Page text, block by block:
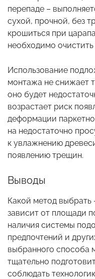
перепаде –
сухой, прочной, без
крошиться при
необходимо очистить
Использование
монтажа не снижает
оно будет
возрастает риск
деформации
на недостаточно
к увлажнению
появлению трещин.
Выводы
Какой метод
зависит от площади
наличия системы
предпочтений и
выбранного способа
тщательно
соблюдать